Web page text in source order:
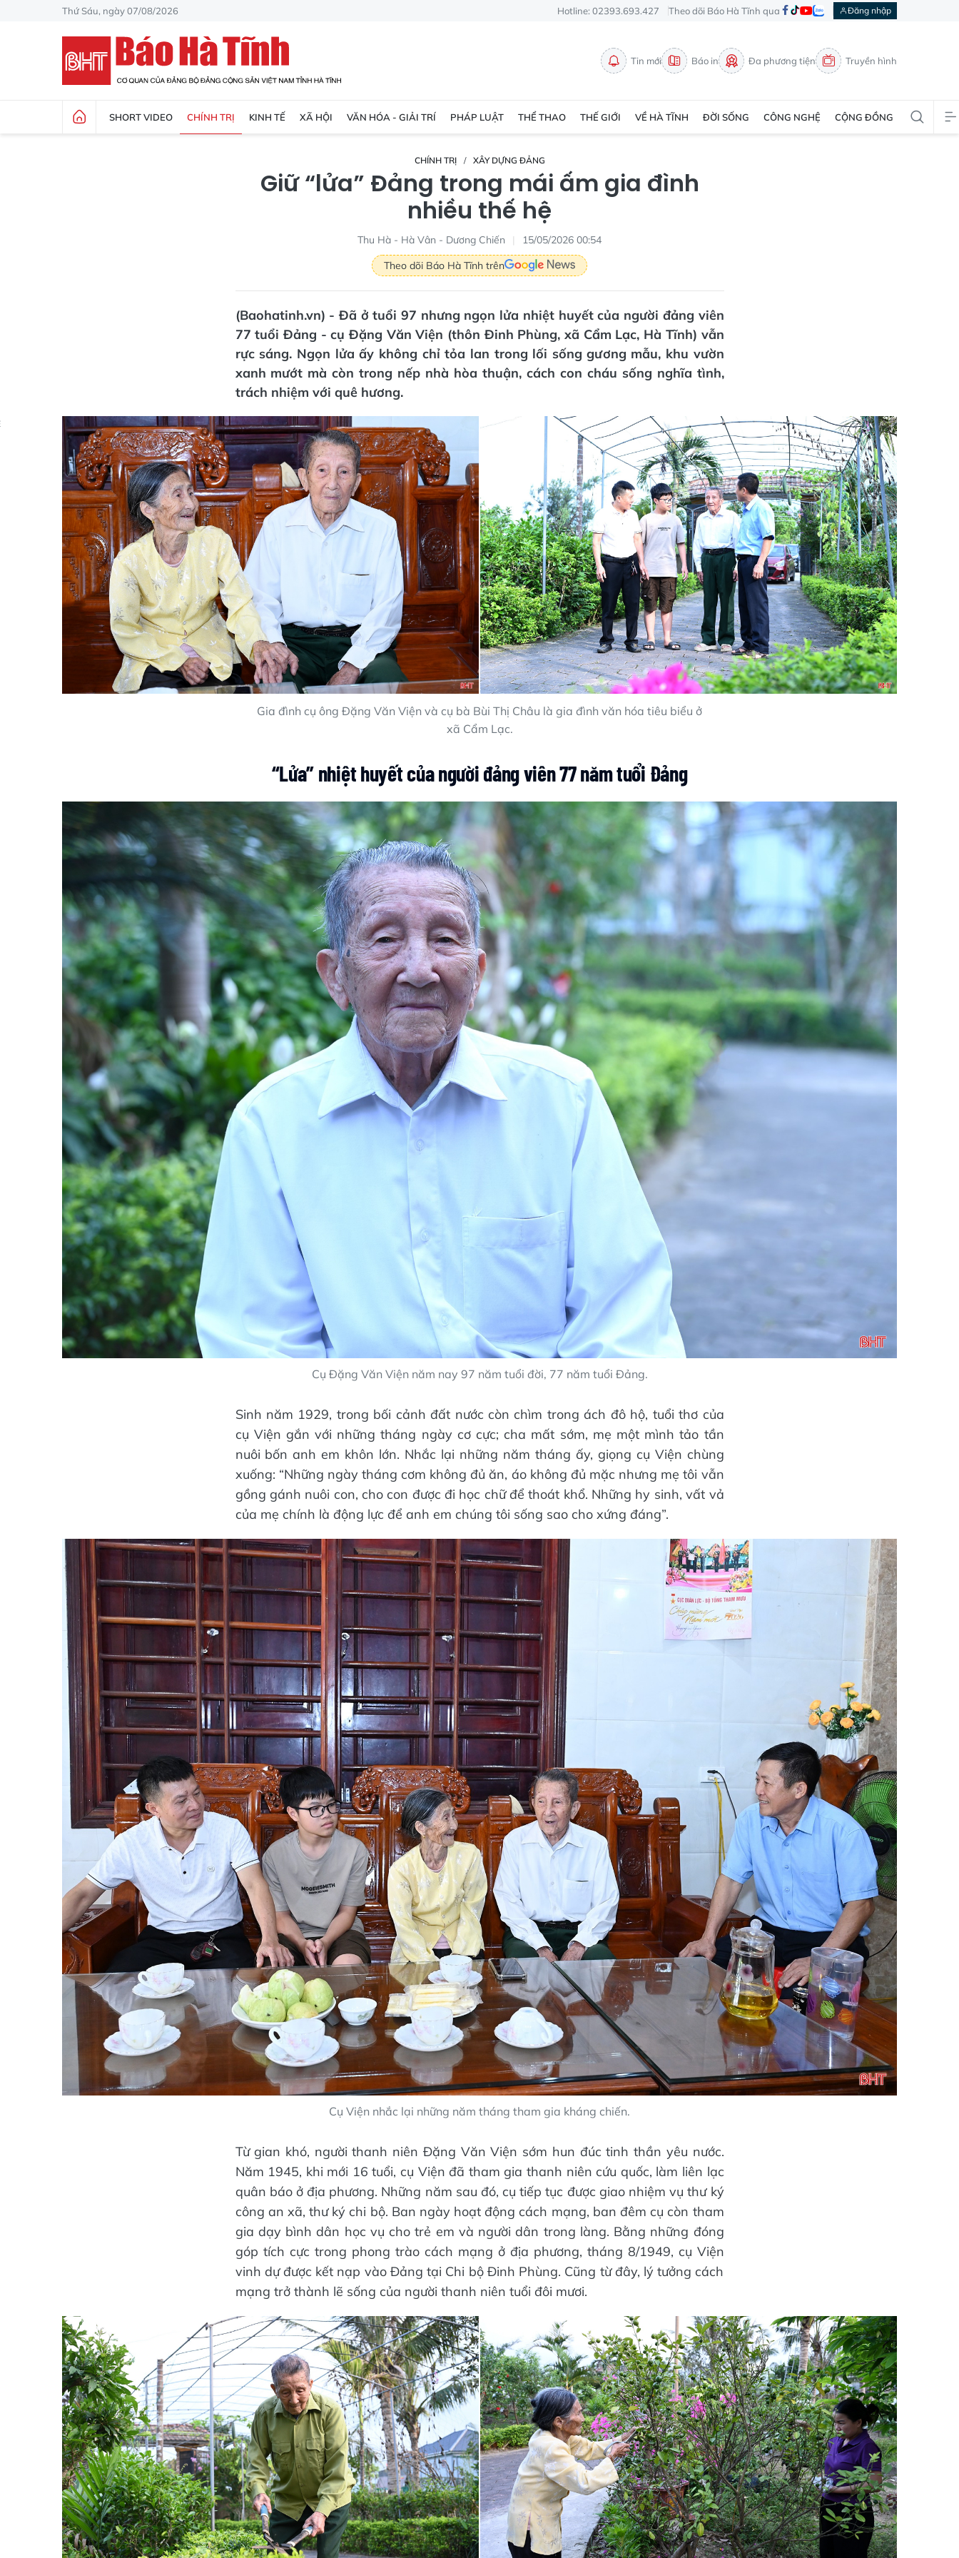
Thứ Sáu, ngày 07/08/2026 Hotline: 02393.693.427 Theo dõi Báo Hà Tĩnh qua Đăng nhập
Tin mới Báo in Đa phương tiện Truyền hình
SHORT VIDEO CHÍNH TRỊ KINH TẾ XÃ HỘI VĂN HÓA - GIẢI TRÍ PHÁP LUẬT THỂ THAO THẾ GIỚI VỀ HÀ TĨNH ĐỜI SỐNG CÔNG NGHỆ CỘNG ĐỒNG
CHÍNH TRỊ XÂY DỰNG ĐẢNG
Giữ “lửa” Đảng trong mái ấm gia đình
nhiều thế hệ
Thu Hà - Hà Vân - Dương Chiến
15/05/2026 00:54
Theo dõi Báo Hà Tĩnh trên
(Baohatinh.vn) - Đã ở tuổi 97 nhưng ngọn lửa nhiệt huyết của người đảng viên
77 tuổi Đảng - cụ Đặng Văn Viện (thôn Đinh Phùng, xã Cẩm Lạc, Hà Tĩnh) vẫn
rực sáng. Ngọn lửa ấy không chỉ tỏa lan trong lối sống gương mẫu, khu vườn
xanh mướt mà còn trong nếp nhà hòa thuận, cách con cháu sống nghĩa tình,
trách nhiệm với quê hương.
Gia đình cụ ông Đặng Văn Viện và cụ bà Bùi Thị Châu là gia đình văn hóa tiêu biểu ở
xã Cẩm Lạc.
“Lửa” nhiệt huyết của người đảng viên 77 năm tuổi Đảng
Cụ Đặng Văn Viện năm nay 97 năm tuổi đời, 77 năm tuổi Đảng.
Sinh năm 1929, trong bối cảnh đất nước còn chìm trong ách đô hộ, tuổi thơ của
cụ Viện gắn với những tháng ngày cơ cực; cha mất sớm, mẹ một mình tảo tần
nuôi bốn anh em khôn lớn. Nhắc lại những năm tháng ấy, giọng cụ Viện chùng
xuống: “Những ngày tháng cơm không đủ ăn, áo không đủ mặc nhưng mẹ tôi vẫn
gồng gánh nuôi con, cho con được đi học chữ để thoát khổ. Những hy sinh, vất vả
của mẹ chính là động lực để anh em chúng tôi sống sao cho xứng đáng”.
Cụ Viện nhắc lại những năm tháng tham gia kháng chiến.
Từ gian khó, người thanh niên Đặng Văn Viện sớm hun đúc tinh thần yêu nước.
Năm 1945, khi mới 16 tuổi, cụ Viện đã tham gia thanh niên cứu quốc, làm liên lạc
quân báo ở địa phương. Những năm sau đó, cụ tiếp tục được giao nhiệm vụ thư ký
công an xã, thư ký chi bộ. Ban ngày hoạt động cách mạng, ban đêm cụ còn tham
gia dạy bình dân học vụ cho trẻ em và người dân trong làng. Bằng những đóng
góp tích cực trong phong trào cách mạng ở địa phương, tháng 8/1949, cụ Viện
vinh dự được kết nạp vào Đảng tại Chi bộ Đinh Phùng. Cũng từ đây, lý tưởng cách
mạng trở thành lẽ sống của người thanh niên tuổi đôi mươi.